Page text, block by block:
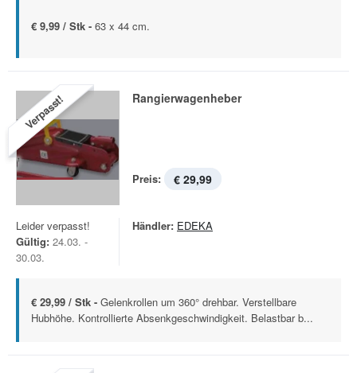
€ 9,99 / Stk - 63 x 44 cm.
Verpasst! Rangierwagenheber
Preis: € 29,99
Leider verpasst!
Gültig: 24.03. -
30.03.
Händler: EDEKA
€ 29,99 / Stk - Gelenkrollen um 360° drehbar. Verstellbare
Hubhöhe. Kontrollierte Absenkgeschwindigkeit. Belastbar b...